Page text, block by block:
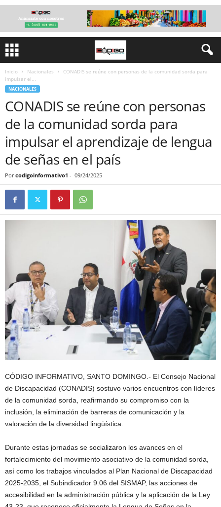
Inicio Nacionales
CONADIS se reúne con personas de la comunidad sorda para
impulsar el...
NACIONALES
CONADIS se reúne con personas
de la comunidad sorda para
impulsar el aprendizaje de lengua
de señas en el país
Por codigoinformativo1 - 09/24/2025
CÓDIGO INFORMATIVO, SANTO DOMINGO.- El Consejo Nacional
de Discapacidad (CONADIS) sostuvo varios encuentros con líderes
de la comunidad sorda, reafirmando su compromiso con la
inclusión, la eliminación de barreras de comunicación y la
valoración de la diversidad lingüística.
Durante estas jornadas se socializaron los avances en el
fortalecimiento del movimiento asociativo de la comunidad sorda,
así como los trabajos vinculados al Plan Nacional de Discapacidad
2025-2035, el Subindicador 9.06 del SISMAP, las acciones de
accesibilidad en la administración pública y la aplicación de la Ley